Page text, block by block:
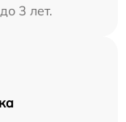
3 лет.